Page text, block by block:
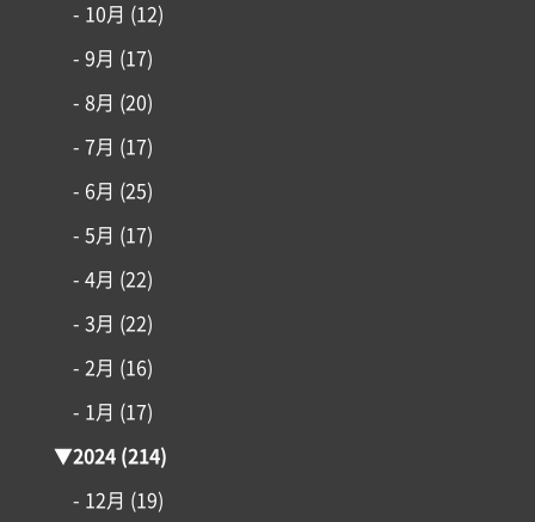
インフォメーション
- 10月 (12)
- 9月 (17)
- 8月 (20)
- 7月 (17)
- 6月 (25)
- 5月 (17)
- 4月 (22)
- 3月 (22)
- 2月 (16)
- 1月 (17)
▼2024(214)
- 12月 (19)